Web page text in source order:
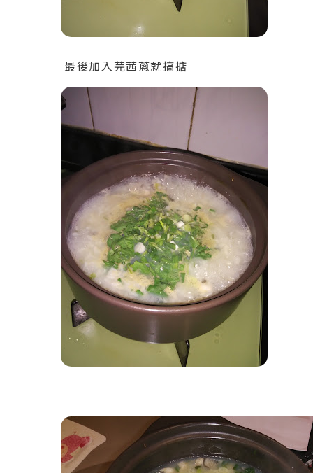
最後加入芫茜蔥就搞掂